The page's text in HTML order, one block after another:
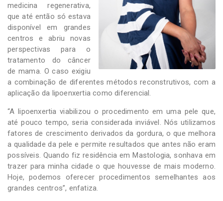
medicina regenerativa,
que até então só estava
disponível em grandes
centros e abriu novas
perspectivas para o
tratamento do câncer
de mama. O caso exigiu
a combinação de diferentes métodos reconstrutivos, com a
aplicação da lipoenxertia como diferencial.
“A lipoenxertia viabilizou o procedimento em uma pele que,
até pouco tempo, seria considerada inviável. Nós utilizamos
fatores de crescimento derivados da gordura, o que melhora
a qualidade da pele e permite resultados que antes não eram
possíveis. Quando fiz residência em Mastologia, sonhava em
trazer para minha cidade o que houvesse de mais moderno.
Hoje, podemos oferecer procedimentos semelhantes aos
grandes centros”, enfatiza.